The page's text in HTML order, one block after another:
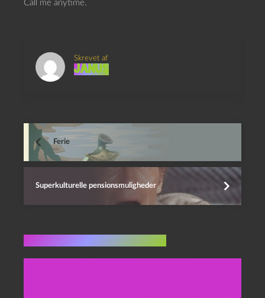
Call me anytime.
Skrevet af
Janus
Ferie
Superkulturelle pensionsmuligheder